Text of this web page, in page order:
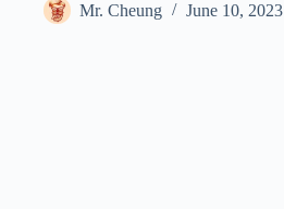
Mr. Cheung June 10, 2023